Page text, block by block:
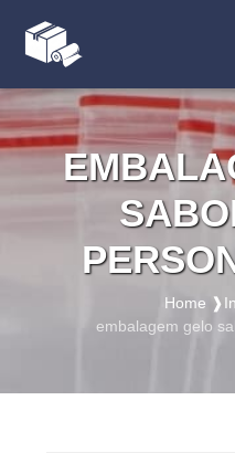
Home ❱
embalagem gelo